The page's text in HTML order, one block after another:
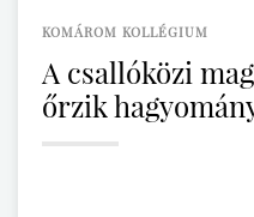
KOMÁROM KOLLÉGIUM
A csallóközi
őrzik